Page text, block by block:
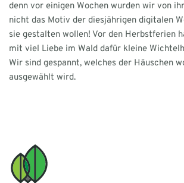
denn vor einigen Wochen wurden wir von
nicht das Motiv der diesjährigen digitalen
sie gestalten wollen! Vor den Herbstferien
mit viel Liebe im Wald dafür kleine
Wir sind gespannt, welches der Häuschen
ausgewählt wird.